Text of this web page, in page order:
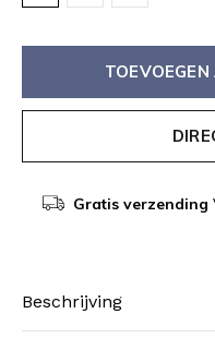
Gratis verzending
Beschrijving